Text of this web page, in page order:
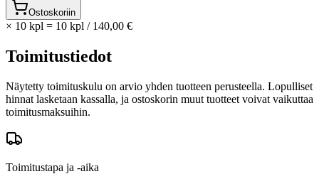
Ostoskoriin
× 10 kpl = 10 kpl / 140,00 €
Toimitustiedot
Näytetty toimituskulu on arvio yhden tuotteen perusteella. Lopulliset
hinnat lasketaan kassalla, ja ostoskorin muut tuotteet voivat vaikuttaa
toimitusmaksuihin.
Toimitustapa ja -aika